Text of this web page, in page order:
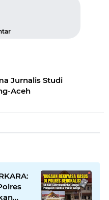
Jurnalis Studi
Aceh